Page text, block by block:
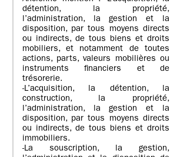
détention, la propriété,
l’administration, la gestion et la
disposition, par tous moyens directs
ou indirects, de tous biens et droits
mobiliers, et notamment de toutes
actions, parts, valeurs mobilières ou
instruments financiers et de
trésorerie.
-L’acquisition, la détention, la
construction, la propriété,
l’administration, la gestion et la
disposition, par tous moyens directs
ou indirects, de tous biens et droits
immobiliers.
-La souscription, la gestion,